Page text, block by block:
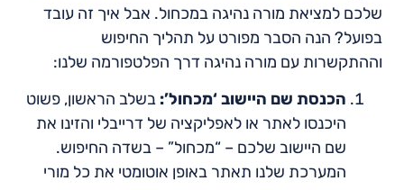
שלכם למציאת מורה נהיגה במכחול. אבל איך זה עובד
בפועל? הנה הסבר מפורט על תהליך החיפוש
וההתקשרות עם מורה נהיגה דרך הפלטפורמה שלנו:
הכנסת שם היישוב ‘מכחול’: בשלב הראשון, פשוט
היכנסו לאתר או לאפליקציה של דרייבלי והזינו את
שם היישוב שלכם – “מכחול” – בשדה החיפוש.
המערכת שלנו תאתר באופן אוטומטי את כל מורי